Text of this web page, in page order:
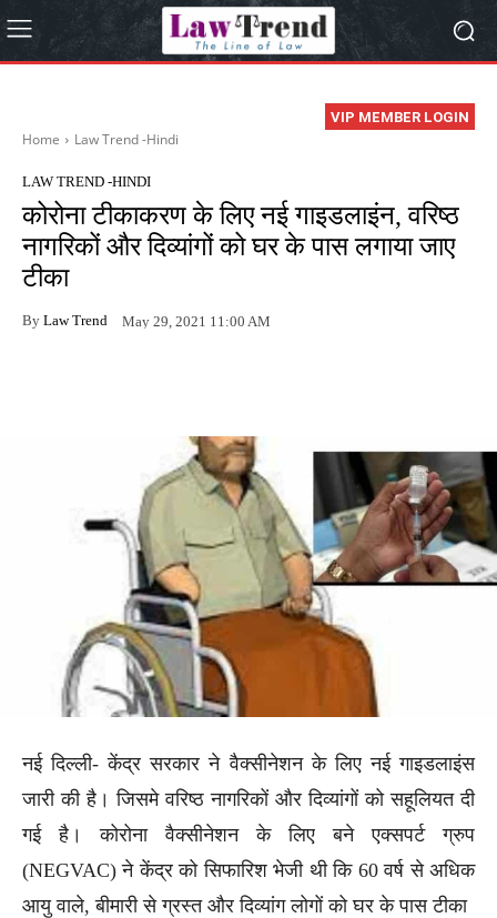
VIP MEMBER LOGIN
Home Law Trend -Hindi
LAW TREND -HINDI
कोरोना टीकाकरण के लिए नई गाइडलाइंन, वरिष्ठ
नागरिकों और दिव्यांगों को घर के पास लगाया जाए
टीका
By Law Trend May 29, 2021 11:00 AM
नई दिल्ली- केंद्र सरकार ने वैक्सीनेशन के लिए नई गाइडलाइंस
जारी की है। जिसमे वरिष्ठ नागरिकों और दिव्यांगों को सहूलियत दी
गई है। कोरोना वैक्सीनेशन के लिए बने एक्सपर्ट ग्रुप
(NEGVAC) ने केंद्र को सिफारिश भेजी थी कि 60 वर्ष से अधिक
आयु वाले, बीमारी से ग्रस्त और दिव्यांग लोगों को घर के पास टीका